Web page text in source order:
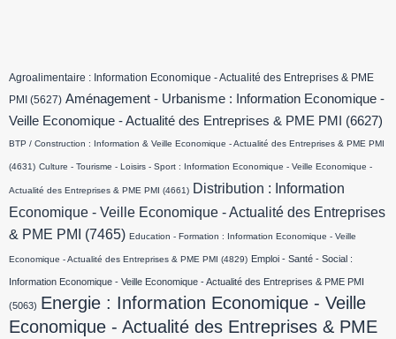
Agroalimentaire : Information Economique - Actualité des Entreprises & PME
PMI (5627) Aménagement - Urbanisme : Information Economique -
Veille Economique - Actualité des Entreprises & PME PMI
(6627)
BTP / Construction : Information & Veille Economique - Actualité des Entreprises & PME PMI
(4631) Culture - Tourisme - Loisirs - Sport : Information Economique - Veille Economique -
Actualité des Entreprises & PME PMI (4661) Distribution : Information
Economique - Veille Economique - Actualité des Entreprises
& PME PMI
(7465) Education - Formation : Information Economique - Veille
Economique - Actualité des Entreprises & PME PMI (4829) Emploi - Santé - Social :
Information Economique - Veille Economique - Actualité des Entreprises & PME PMI
(5063) Energie : Information Economique - Veille
Economique - Actualité des Entreprises & PME